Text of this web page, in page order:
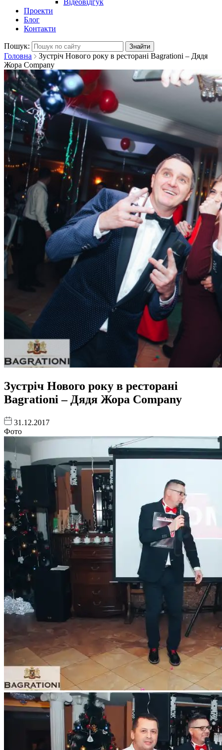
Відеовідгук
Проекти
Блог
Контакти
Пошук:
Головна
Зустріч Нового року в ресторані Bagrationi – Дядя
Жора Company
Зустріч Нового року в ресторані
Bagrationi – Дядя Жора Company
31.12.2017
Фото